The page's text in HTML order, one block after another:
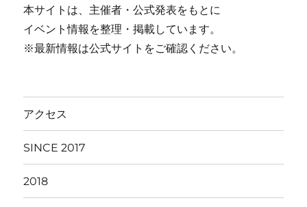
本サイトは、主催者・公式発表をもとに
イベント情報を整理・掲載しています。
※最新情報は公式サイトをご確認ください。
アクセス
SINCE 2017
2018